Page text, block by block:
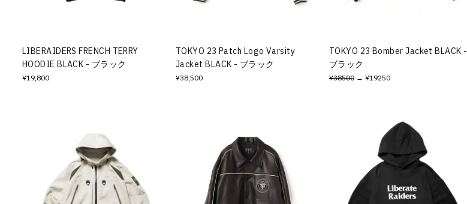
LIBERAIDERS FRENCH TERRY
HOODIE BLACK - ブラック
¥19,800
TOKYO 23 Patch Logo Varsity
Jacket BLACK - ブラック
¥38,500
TOKYO 23 Bomber Jacket BLACK -
ブラック
¥38500 → ¥19250